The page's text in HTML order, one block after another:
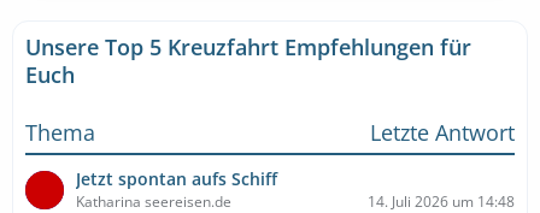
Unsere Top 5 Kreuzfahrt Empfehlungen für
Euch
Thema
Letzte Antwort
Jetzt spontan aufs Schiff
Katharina seereisen.de 14. Juli 2026 um 14:48